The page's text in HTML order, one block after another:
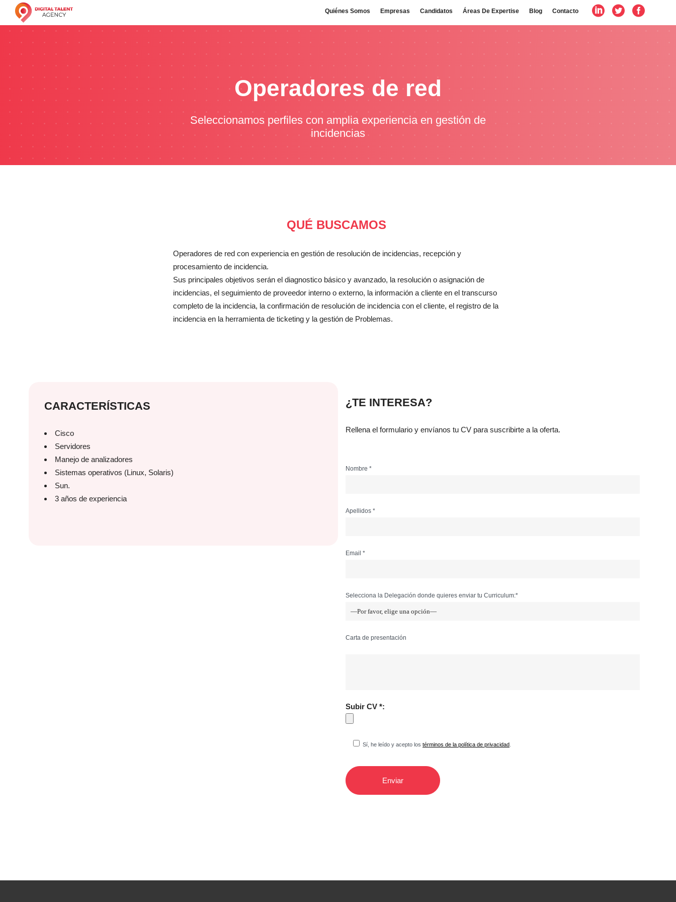
Quiénes Somos Empresas Candidatos Áreas De Expertise Blog Contacto
Operadores de red
Seleccionamos perfiles con amplia experiencia en gestión de
incidencias
QUÉ BUSCAMOS
Operadores de red con experiencia en gestión de resolución de incidencias, recepción y
procesamiento de incidencia.
Sus principales objetivos serán el diagnostico básico y avanzado, la resolución o asignación de
incidencias, el seguimiento de proveedor interno o externo, la información a cliente en el transcurso
completo de la incidencia, la confirmación de resolución de incidencia con el cliente, el registro de la
incidencia en la herramienta de ticketing y la gestión de Problemas.
CARACTERÍSTICAS
Cisco
Servidores
Manejo de analizadores
Sistemas operativos (Linux, Solaris)
Sun.
3 años de experiencia
¿TE INTERESA?
Rellena el formulario y envíanos tu CV para suscribirte a la oferta.
Nombre *
Apellidos *
Email *
Selecciona la Delegación donde quieres enviar tu Curriculum:*
Carta de presentación
Subir CV *:
Sí, he leído y acepto los términos de la política de privacidad